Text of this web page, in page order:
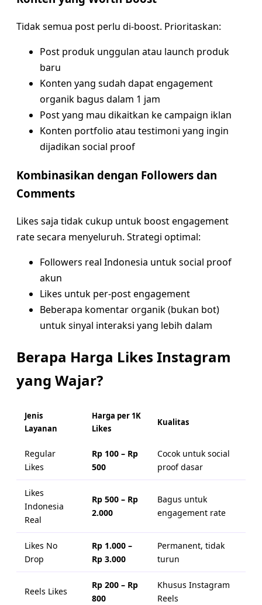
Tidak semua post perlu di-boost. Prioritaskan:
Post produk unggulan atau launch produk
baru
Konten yang sudah dapat engagement
organik bagus dalam 1 jam
Post yang mau dikaitkan ke campaign iklan
Konten portfolio atau testimoni yang ingin
dijadikan social proof
Kombinasikan dengan Followers dan
Comments
Likes saja tidak cukup untuk boost engagement
rate secara menyeluruh. Strategi optimal:
Followers real Indonesia untuk social proof
akun
Likes untuk per-post engagement
Beberapa komentar organik (bukan bot)
untuk sinyal interaksi yang lebih dalam
Berapa Harga Likes Instagram
yang Wajar?
Jenis
Layanan
Harga per 1K
Likes
Kualitas
Regular
Likes
Rp 100 – Rp
500
Cocok untuk social
proof dasar
Likes
Indonesia
Real
Rp 500 – Rp
2.000
Bagus untuk
engagement rate
Likes No
Drop
Rp 1.000 –
Rp 3.000
Permanent, tidak
turun
Reels Likes
Rp 200 – Rp
800
Khusus Instagram
Reels